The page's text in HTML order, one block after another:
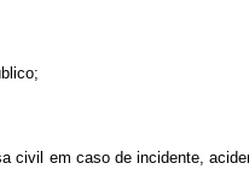
civil em caso de incidente,